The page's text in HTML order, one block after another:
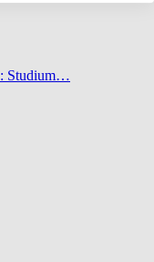
Studium…